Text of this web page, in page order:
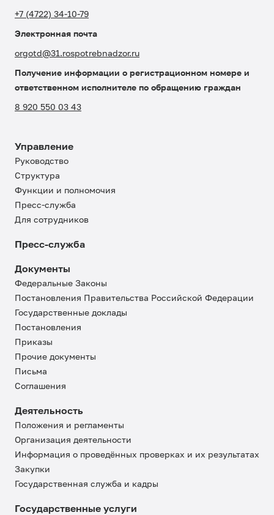
+7 (4722) 34-10-79
Электронная почта
orgotd@31.rospotrebnadzor.ru
Получение информации о регистрационном номере и
ответственном исполнителе по обращению граждан
8 920 550 03 43
Управление
Руководство
Структура
Функции и полномочия
Пресс-служба
Для сотрудников
Пресс-служба
Документы
Федеральные Законы
Постановления Правительства Российской Федерации
Государственные доклады
Постановления
Приказы
Прочие документы
Письма
Соглашения
Деятельность
Положения и регламенты
Организация деятельности
Информация о проведённых проверках и их результатах
Закупки
Государственная служба и кадры
Государственные услуги